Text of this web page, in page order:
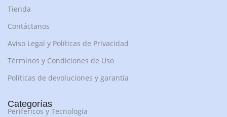
Tienda
Contáctanos
Aviso Legal y Políticas de Privacidad
Términos y Condiciones de Uso
Políticas de devoluciones y garantía
Categorías
Perifericos y Tecnología